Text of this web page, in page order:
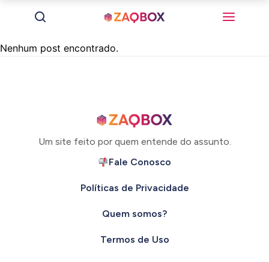
Nenhum post encontrado.
Um site feito por quem entende do assunto.
Fale Conosco
Políticas de Privacidade
Quem somos?
Termos de Uso